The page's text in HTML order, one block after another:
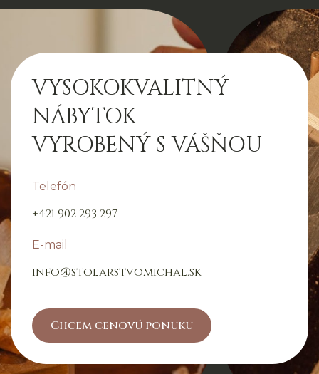
VYSOKOKVALITNÝ
NÁBYTOK
VYROBENÝ S VÁŠŇOU
Telefón
+421 902 293 297
E-mail
info@stolarstvomichal.sk
Chcem cenovú ponuku